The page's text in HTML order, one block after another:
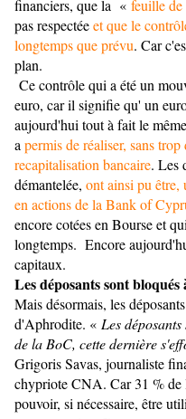
financiers, que la « feuille de
pas respectéeet que le
longtemps que prévu. Car
plan.
Ce contrôle qui a été un
euro, car il signifie qu' un
aujourd'hui tout à fait le
a permis de réaliser, sans
recapitalisation bancaire. Les
démantelée, ont ainsi pu être,
en actions de la Bank of
encore cotées en Bourse et
longtemps. Encore
capitaux.
Les déposants sont
Mais désormais, les
d'Aphrodite. « Les
de la BoC, cette dernière
Grigoris Savas, journaliste
chypriote CNA. Car 31 % de
pouvoir, si nécessaire, être